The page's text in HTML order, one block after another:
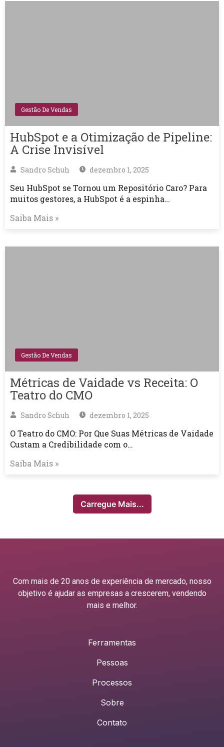
Gestão De Vendas
HubSpot e a Otimização de Pipeline:
A Crise Invisível
Sandro Schuh dezembro 1, 2025
Seu HubSpot se Tornou um Repositório Caro? Para
muitos gestores, a HubSpot é a espinha…
Saiba Mais »
Gestão De Vendas
Métricas de Vaidade vs Receita: O
Teatro do CMO
Sandro Schuh dezembro 1, 2025
O Teatro do CMO: Por Que Suas Métricas de Vaidade
Custam a Credibilidade com o…
Saiba Mais »
Carregue Mais...
Com mais de 20 anos de experiência de mercado, nosso
objetivo é ajudar as empresas a crescerem, vendendo
mais e melhor.
Ferramentas
Pessoas
Processos
Sobre
Contato